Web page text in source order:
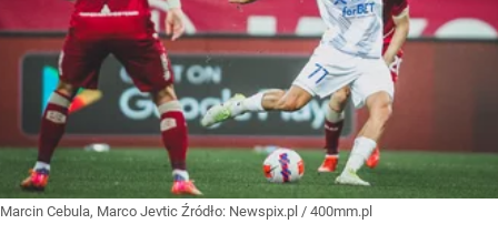
Marcin Cebula, Marco Jevtic Źródło: Newspix.pl / 400mm.pl